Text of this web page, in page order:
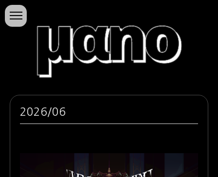
본문 바로가기
마노의 소행성
2026/06